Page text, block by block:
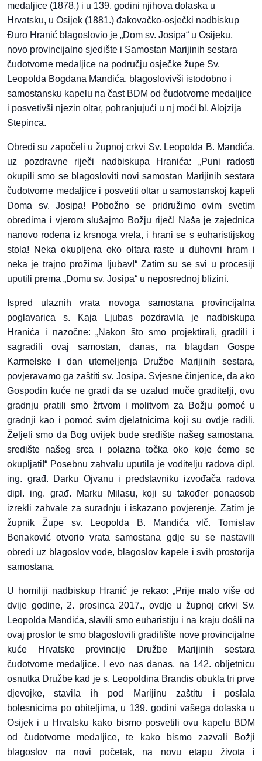
medaljice (1878.) i u 139. godini njihova dolaska u
Hrvatsku, u Osijek (1881.) đakovačko-osječki nadbiskup
Đuro Hranić blagoslovio je „Dom sv. Josipa“ u Osijeku,
novo provincijalno sjedište i Samostan Marijinih sestara
čudotvorne medaljice na području osječke župe Sv.
Leopolda Bogdana Mandića, blagoslovivši istodobno i
samostansku kapelu na čast BDM od čudotvorne medaljice
i posvetivši njezin oltar, pohranjujući u nj moći bl. Alojzija
Stepinca.
Obredi su započeli u župnoj crkvi Sv. Leopolda B. Mandića,
uz pozdravne riječi nadbiskupa Hranića: „Puni radosti
okupili smo se blagosloviti novi samostan Marijinih sestara
čudotvorne medaljice i posvetiti oltar u samostanskoj kapeli
Doma sv. Josipa! Pobožno se pridružimo ovim svetim
obredima i vjerom slušajmo Božju riječ! Naša je zajednica
nanovo rođena iz krsnoga vrela, i hrani se s euharistijskog
stola! Neka okupljena oko oltara raste u duhovni hram i
neka je trajno prožima ljubav!“ Zatim su se svi u procesiji
uputili prema „Domu sv. Josipa“ u neposrednoj blizini.
Ispred ulaznih vrata novoga samostana provincijalna
poglavarica s. Kaja Ljubas pozdravila je nadbiskupa
Hranića i nazočne: „Nakon što smo projektirali, gradili i
sagradili ovaj samostan, danas, na blagdan Gospe
Karmelske i dan utemeljenja Družbe Marijinih sestara,
povjeravamo ga zaštiti sv. Josipa. Svjesne činjenice, da ako
Gospodin kuće ne gradi da se uzalud muče graditelji, ovu
gradnju pratili smo žrtvom i molitvom za Božju pomoć u
gradnji kao i pomoć svim djelatnicima koji su ovdje radili.
Željeli smo da Bog uvijek bude središte našeg samostana,
središte našeg srca i polazna točka oko koje ćemo se
okupljati!“ Posebnu zahvalu uputila je voditelju radova dipl.
ing. građ. Darku Ojvanu i predstavniku izvođača radova
dipl. ing. građ. Marku Milasu, koji su također ponaosob
izrekli zahvale za suradnju i iskazano povjerenje. Zatim je
župnik Župe sv. Leopolda B. Mandića vlč. Tomislav
Benaković otvorio vrata samostana gdje su se nastavili
obredi uz blagoslov vode, blagoslov kapele i svih prostorija
samostana.
U homiliji nadbiskup Hranić je rekao: „Prije malo više od
dvije godine, 2. prosinca 2017., ovdje u župnoj crkvi Sv.
Leopolda Mandića, slavili smo euharistiju i na kraju došli na
ovaj prostor te smo blagoslovili gradilište nove provincijalne
kuće Hrvatske provincije Družbe Marijinih sestara
čudotvorne medaljice. I evo nas danas, na 142. obljetnicu
osnutka Družbe kad je s. Leopoldina Brandis obukla tri prve
djevojke, stavila ih pod Marijinu zaštitu i poslala
bolesnicima po obiteljima, u 139. godini vašega dolaska u
Osijek i u Hrvatsku kako bismo posvetili ovu kapelu BDM
od čudotvorne medaljice, te kako bismo zazvali Božji
blagoslov na novi početak, na novu etapu života i